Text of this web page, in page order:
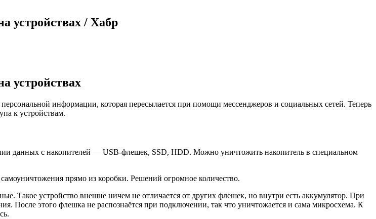
устройствах / Хабр
устройствах
информации, которая пересылается при помощи мессенджеров и социальных сетей. Теперь
к устройствам.
данных с накопителей — USB-флешек, SSD, HDD. Можно уничтожить накопитель в специальном
прямо из коробки. Решений огромное количество.
устройство внешне ничем не отличается от других флешек, но внутри есть аккумулятор. При
После этого флешка не распознаётся при подключении, так что уничтожается и сама микросхема. К